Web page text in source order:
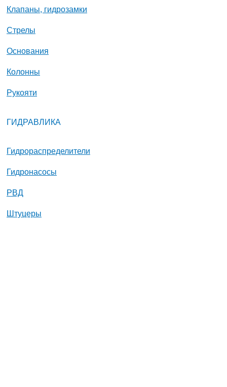
Клапаны, гидрозамки
Стрелы
Основания
Колонны
Рукояти
ГИДРАВЛИКА
Гидрораспределители
Гидронасосы
РВД
Штуцеры